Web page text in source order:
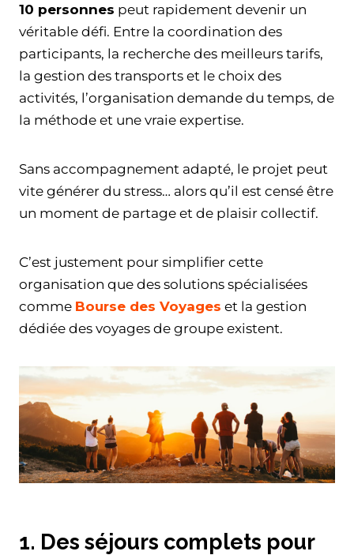
10 personnes peut rapidement devenir un
véritable défi. Entre la coordination des
participants, la recherche des meilleurs tarifs,
la gestion des transports et le choix des
activités, l’organisation demande du temps, de
la méthode et une vraie expertise.
Sans accompagnement adapté, le projet peut
vite générer du stress… alors qu’il est censé être
un moment de partage et de plaisir collectif.
C’est justement pour simplifier cette
organisation que des solutions spécialisées
comme Bourse des Voyages et la gestion
dédiée des voyages de groupe existent.
1. Des séjours complets pour